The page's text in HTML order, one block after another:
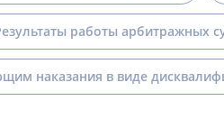
работы арбитражных
наказания в виде